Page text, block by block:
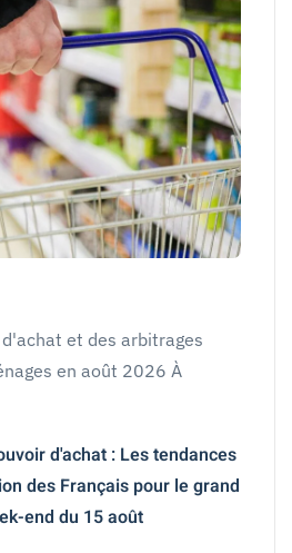
et des arbitrages
en août 2026 À
d'achat : Les tendances
des Français pour le grand
end du 15 août